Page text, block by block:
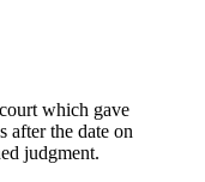
which gave
after the date on
judgment.